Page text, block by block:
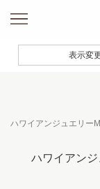
ハワイアンジュエリー
ハワイアン
表示変